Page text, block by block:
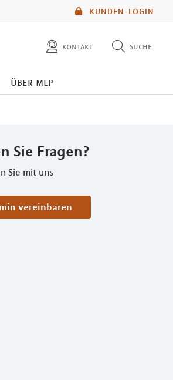
KUNDEN-LOGIN
kontakt suche
diese website durchsuchen
über mlp
Sie Fragen?
Sie mit uns
vereinbaren